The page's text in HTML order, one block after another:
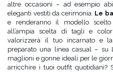
altre occasioni – ad esempio
eleganti vestiti da cerimonia. Le
e renderanno il modello scelto
all’ampia scelta di tagli e
valorizzerà il tuo incarnato e
preparato una linea casual – su
maglioni e gonne ideali per le
arricchire i tuoi outfit quotidiani?